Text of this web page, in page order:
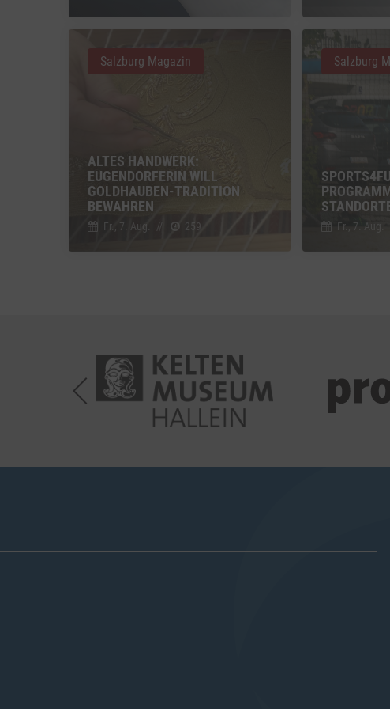
ALTES HANDWERK:
EUGENDORFERIN WILL
GOLDHAUBEN-TRADITION
BEWAHREN
Fr., 7. Aug. // 259
Salzburg Magazin
Fr., 7. Aug.
Salzburg
YouTube